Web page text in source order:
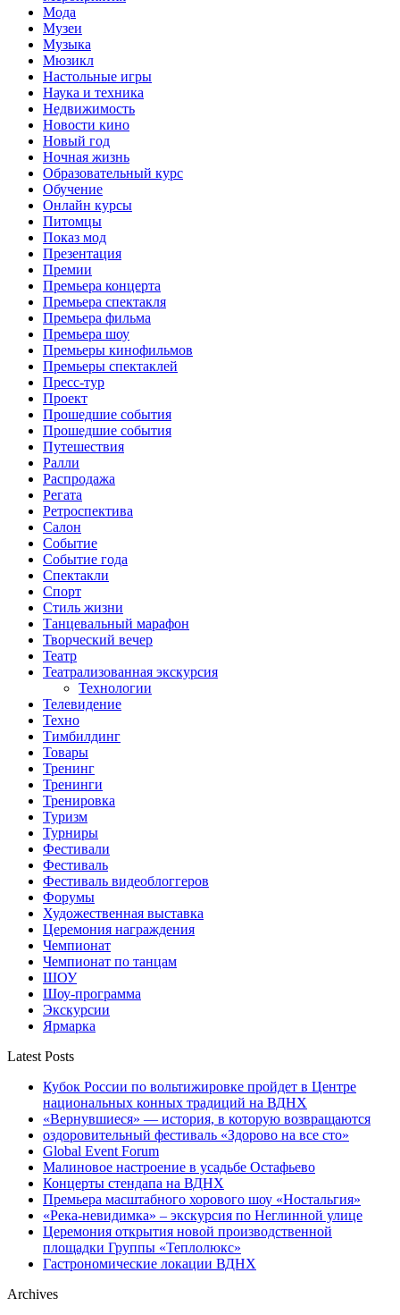
Мода
Музеи
Музыка
Мюзикл
Настольные игры
Наука и техника
Недвижимость
Новости кино
Новый год
Ночная жизнь
Образовательный курс
Обучение
Онлайн курсы
Питомцы
Показ мод
Презентация
Премии
Премьера концерта
Премьера спектакля
Премьера фильма
Премьера шоу
Премьеры кинофильмов
Премьеры спектаклей
Пресс-тур
Проект
Прошедшие события
Прошедшие события
Путешествия
Ралли
Распродажа
Регата
Ретроспектива
Салон
Событие
Событие года
Спектакли
Спорт
Стиль жизни
Танцевальный марафон
Творческий вечер
Театр
Театрализованная экскурсия
Технологии
Телевидение
Техно
Тимбилдинг
Товары
Тренинг
Тренинги
Тренировка
Туризм
Турниры
Фестивали
Фестиваль
Фестиваль видеоблоггеров
Форумы
Художественная выставка
Церемония награждения
Чемпионат
Чемпионат по танцам
ШОУ
Шоу-программа
Экскурсии
Ярмарка
Latest Posts
Кубок России по вольтижировке пройдет в Центре
национальных конных традиций на ВДНХ
«Вернувшиеся» — история, в которую возвращаются
оздоровительный фестиваль «Здорово на все сто»
Global Event Forum
Малиновое настроение в усадьбе Остафьево
Концерты стендапа на ВДНХ
Премьера масштабного хорового шоу «Ностальгия»
«Река-невидимка» – экскурсия по Неглинной улице
Церемония открытия новой производственной
площадки Группы «Теплолюкс»
Гастрономические локации ВДНХ
Archives